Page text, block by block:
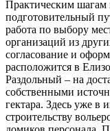
Практическим шагам
подготовительный
работа по выбору
организаций из
согласование и
расположится в
Раздольный – на
собственными
гектара. Здесь уже в
строительству